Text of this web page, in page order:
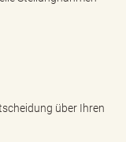
über Ihren